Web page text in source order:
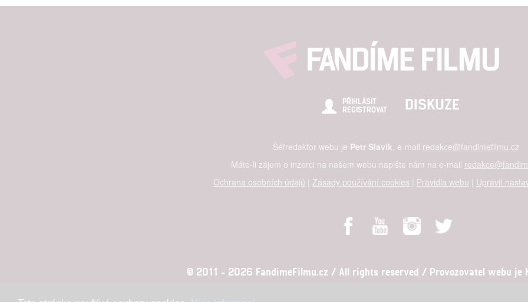
PŘIHLÁSIT
REGISTROVAT
DISKUZE
Šéfredaktor webu je Petr Slavík, e-mail redakce@fandimefilmu.cz
Máte-li zájem o inzerci na našem webu napište nám na e-mail
Ochrana osobních údajů | Zásady používání cookies | Pravidla webu | Upravit
© 2011 - 2026 FandimeFilmu.cz / All rights reserved / Provozovatel webu je